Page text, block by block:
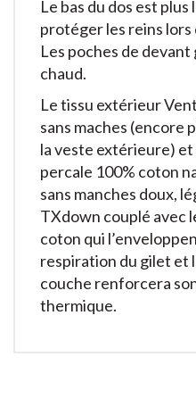
Le bas du dos est
protéger les reins lors
Les poches de
chaud.
Le tissu extérieur
sans maches (encore
la veste extérieure)
percale 100% coton
sans manches doux,
TXdown couplé avec
coton qui
respiration du gilet et
couche renforcera
thermique.